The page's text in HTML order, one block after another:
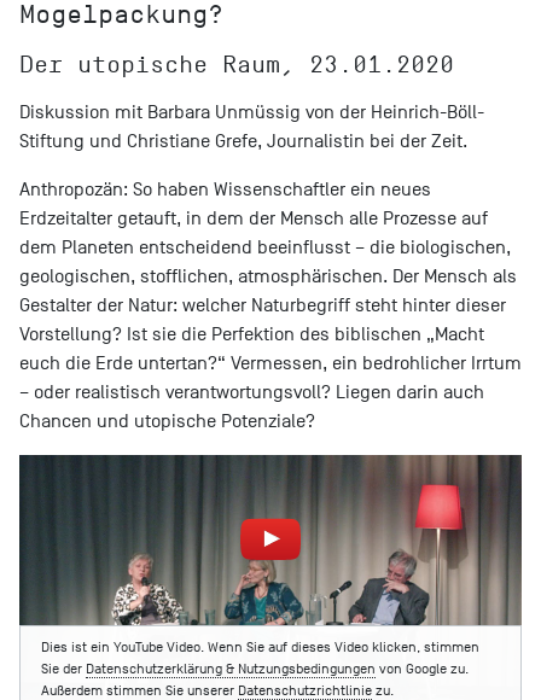
Mogelpackung?
Der utopische Raum, 23.01.2020
Diskussion mit Barbara Unmüssig von der Heinrich-Böll-
Stiftung und Christiane Grefe, Journalistin bei der Zeit.
Anthropozän: So haben Wissenschaftler ein neues
Erdzeitalter getauft, in dem der Mensch alle Prozesse auf
dem Planeten entscheidend beeinflusst – die biologischen,
geologischen, stofflichen, atmosphärischen. Der Mensch als
Gestalter der Natur: welcher Naturbegriff steht hinter dieser
Vorstellung? Ist sie die Perfektion des biblischen „Macht
euch die Erde untertan?“ Vermessen, ein bedrohlicher Irrtum
– oder realistisch verantwortungsvoll? Liegen darin auch
Chancen und utopische Potenziale?
Dies ist ein YouTube Video. Wenn Sie auf dieses Video klicken, stimmen
Sie der Datenschutzerklärung & Nutzungsbedingungen von Google zu.
Außerdem stimmen Sie unserer Datenschutzrichtliniezu.